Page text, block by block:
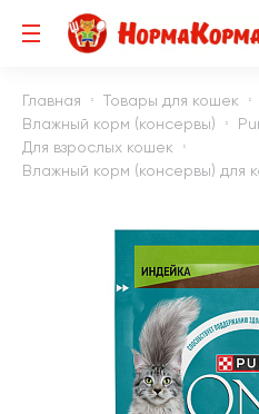
Главная Товары для кошек
Влажный корм (консервы)
Для взрослых кошек
Влажный корм (консервы) для